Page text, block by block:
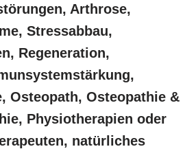
Arthrose,
Stressabbau,
Regeneration,
Osteopath, Osteopathie &
Physiotherapien oder
natürliches